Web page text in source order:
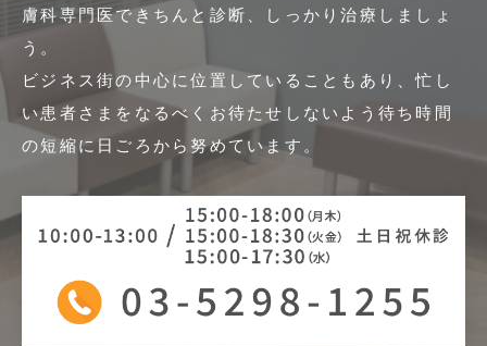
膚科専門医できちんと診断、しっかり治療しましょ
う。
ビジネス街の中心に位置していることもあり、忙し
い患者さまをなるべくお待たせしないよう 待ち時間
の短縮に日ごろから努めています。